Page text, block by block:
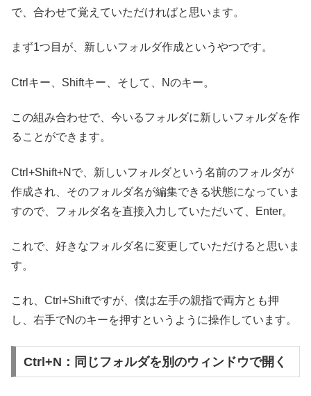
で、合わせて覚えていただければと思います。
まず1つ目が、新しいフォルダ作成というやつです。
Ctrlキー、Shiftキー、そして、Nのキー。
この組み合わせで、今いるフォルダに新しいフォルダを作
ることができます。
Ctrl+Shift+Nで、新しいフォルダという名前のフォルダが
作成され、そのフォルダ名が編集できる状態になっていま
すので、フォルダ名を直接入力していただいて、Enter。
これで、好きなフォルダ名に変更していただけると思いま
す。
これ、Ctrl+Shiftですが、僕は左手の親指で両方とも押
し、右手でNのキーを押すというように操作しています。
Ctrl+N：同じフォルダを別のウィンドウで開く